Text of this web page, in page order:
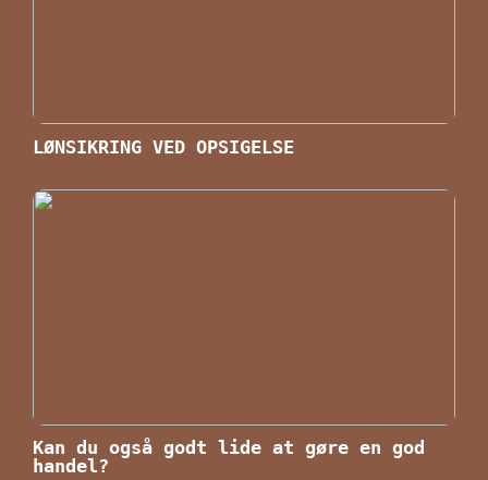
LØNSIKRING VED OPSIGELSE
Kan du også godt lide at gøre en god
handel?